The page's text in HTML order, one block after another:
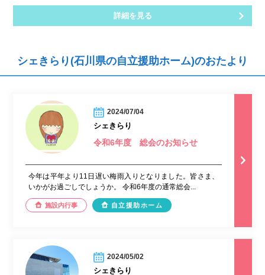
詳細を見る
シェきらり(石川県の自立援助ホーム)のおたより
2024/07/04
シェきらり
令和6年度 総会のお知らせ
今年は平年より11日遅い梅雨入りとなりました。皆さま、
いかがお過ごしでしょうか。 令和6年度の通常総会...
施設内行事 自立援助ホーム
2024/05/02
シェきらり